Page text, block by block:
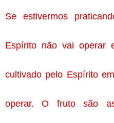
Se estivermos
Espírito não vai operar
cultivado pelo Espírito
operar. O fruto são